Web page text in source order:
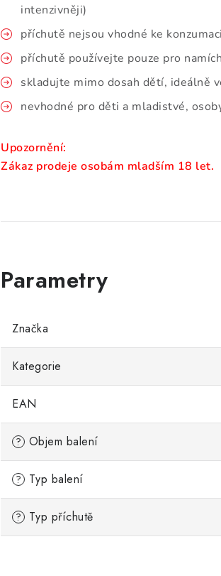
intenzivněji)
příchutě nejsou vhodné ke
příchutě používejte pouze pro
skladujte mimo dosah dětí, ideálně
nevhodné pro děti a mladistvé,
Upozornění:
Zákaz prodeje osobám mladším 18 let.
Značka
Kategorie
EAN
? Objem balení
? Typ balení
? Typ příchutě